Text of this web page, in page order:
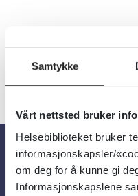
Samtykke
Vårt nettsted bruker
Helsebiblioteket bruker
informasjonskapsler/
om deg for å kunne gi
Informasjonskapslene
« 1 »
Om oss